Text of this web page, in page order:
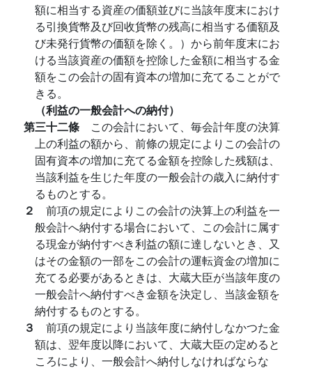
額に相当する資産の価額並びに当該年度末におけ
る引換貨幣及び回收貨幣の残高に相当する価額及
び未発行貨幣の価額を除く。）から前年度末にお
ける当該資産の価額を控除した金額に相当する金
額をこの会計の固有資本の増加に充てることがで
きる。
（利益の一般会計への納付）
第三十二條 この会計において、毎会計年度の決算
上の利益の額から、前條の規定によりこの会計の
固有資本の増加に充てる金額を控除した残額は、
当該利益を生じた年度の一般会計の歳入に納付す
るものとする。
２ 前項の規定によりこの会計の決算上の利益を一
般会計へ納付する場合において、この会計に属す
る現金が納付すべき利益の額に達しないとき、又
はその金額の一部をこの会計の運転資金の増加に
充てる必要があるときは、大蔵大臣が当該年度の
一般会計へ納付すべき金額を決定し、当該金額を
納付するものとする。
３ 前項の規定により当該年度に納付しなかつた金
額は、翌年度以降において、大蔵大臣の定めると
ころにより、一般会計へ納付しなければならな